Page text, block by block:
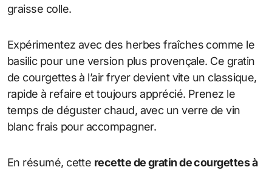
graisse colle.
Expérimentez avec des herbes fraîches comme le
basilic pour une version plus provençale. Ce gratin
de courgettes à l’air fryer devient vite un classique,
rapide à refaire et toujours apprécié. Prenez le
temps de déguster chaud, avec un verre de vin
blanc frais pour accompagner.
En résumé, cette recette de gratin de courgettes à